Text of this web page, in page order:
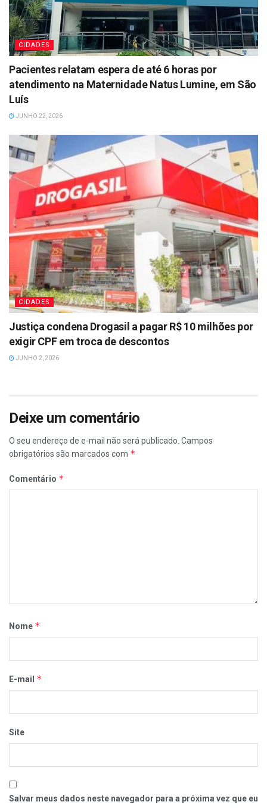
CIDADES
Pacientes relatam espera de até 6 horas por
atendimento na Maternidade Natus Lumine, em São
Luís
JUNHO 22, 2026
CIDADES
Justiça condena Drogasil a pagar R$ 10 milhões por
exigir CPF em troca de descontos
JUNHO 2, 2026
Deixe um comentário
O seu endereço de e-mail não será publicado. Campos
obrigatórios são marcados com *
Comentário *
Nome *
E-mail *
Site
Salvar meus dados neste navegador para a próxima vez que eu